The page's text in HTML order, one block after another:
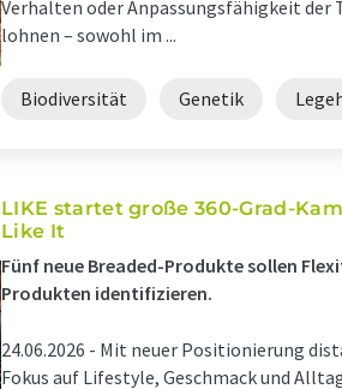
Verhalten oder Anpassungsfähigkeit der
lohnen – sowohl im ...
Biodiversität Genetik
LIKE startet große 360-Grad-
Like It
Fünf neue Breaded-Produkte sollen
Produkten identifizieren.
24.06.2026 - Mit neuer Positionierung
Fokus auf Lifestyle, Geschmack und